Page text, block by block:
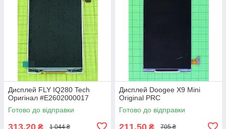
Дисплей FLY IQ280 Tech
Оригінал #E2602000017
Готово до відправки
313,20 ₴ 1 044 ₴
Дисплей Doogee X9 Mini
Original PRC
Готово до відправки
211,50 ₴ 705 ₴